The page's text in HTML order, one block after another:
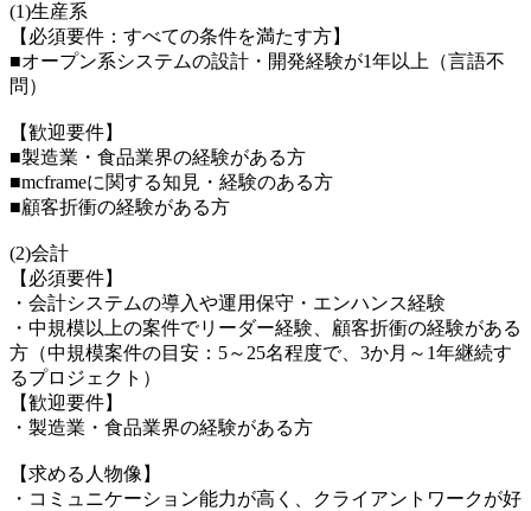
(1)生産系
【必須要件：すべての条件を満たす方】
■オープン系システムの設計・開発経験が1年以上（言語不
問）
【歓迎要件】
■製造業・食品業界の経験がある方
■mcframeに関する知見・経験のある方
■顧客折衝の経験がある方
(2)会計
【必須要件】
・会計システムの導入や運用保守・エンハンス経験
・中規模以上の案件でリーダー経験、顧客折衝の経験がある
方（中規模案件の目安：5～25名程度で、3か月～1年継続す
るプロジェクト）
【歓迎要件】
・製造業・食品業界の経験がある方
【求める人物像】
・コミュニケーション能力が高く、クライアントワークが好